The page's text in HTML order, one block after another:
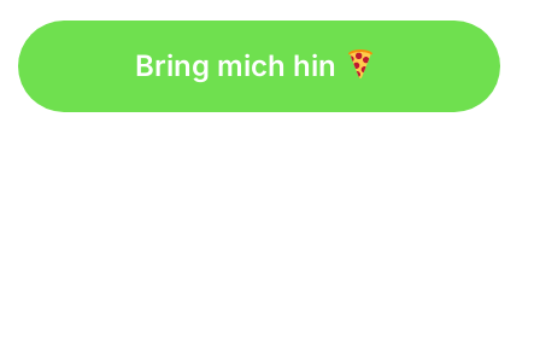
Bring mich hin